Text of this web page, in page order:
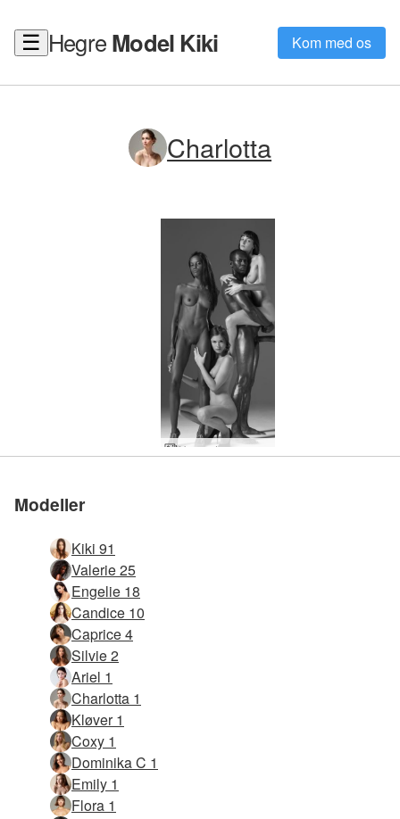
☰ HegreModel Kiki Kom med os
Charlotta
Hegre drømmeverden
Modeller
Kiki 91
Valerie 25
Engelie 18
Candice 10
Caprice 4
Silvie 2
Ariel 1
Charlotta 1
Kløver 1
Coxy 1
Dominika C 1
Emily 1
Flora 1